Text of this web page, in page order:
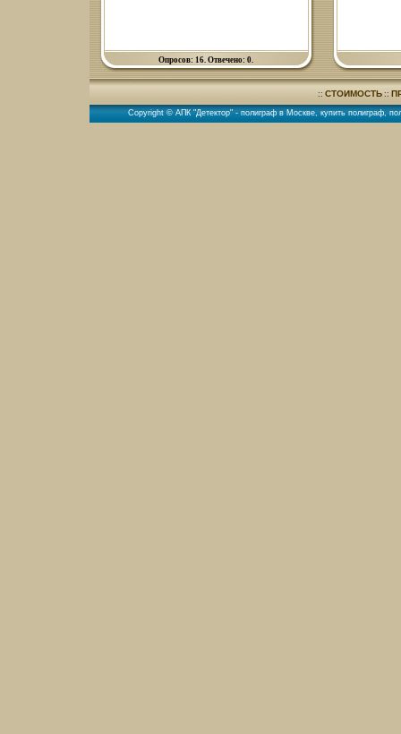
Опросов: 16. Отвечено: 0.
:: СТОИМОСТЬ::
Copyright © АПК "Детектор" - полиграф в Москве, купить полиграф,